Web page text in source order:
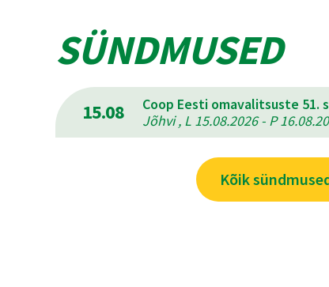
SÜNDMUSED
15.08
Coop Eesti omavalitsuste 51.
Jõhvi , L 15.08.2026 - P
Kõik